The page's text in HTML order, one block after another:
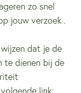
zo snel
jouw verzoek .
dat je de
te dienen bij de